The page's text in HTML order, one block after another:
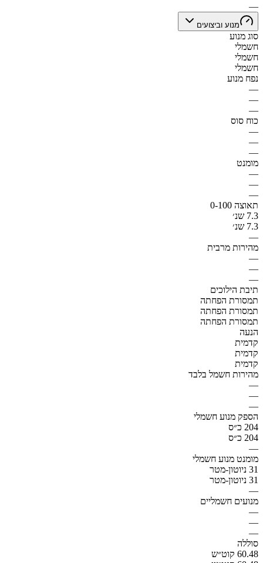
—
מנוע וביצועים
סוג מנוע
חשמלי
חשמלי
חשמלי
נפח מנוע
—
—
—
כוח סוס
—
—
—
מומנט
—
—
—
תאוצה 0-100
7.3 שנ׳
7.3 שנ׳
—
מהירות מרבית
—
—
—
תיבת הילוכים
תמסורת הפחתה
תמסורת הפחתה
תמסורת הפחתה
הנעה
קדמית
קדמית
קדמית
מהירות חשמל בלבד
—
—
—
הספק מנוע חשמלי
204 כ״ס
204 כ״ס
—
מומנט מנוע חשמלי
31 ניוטון-מטר
31 ניוטון-מטר
—
מנועים חשמליים
—
—
—
סוללה
60.48 קוט״ש